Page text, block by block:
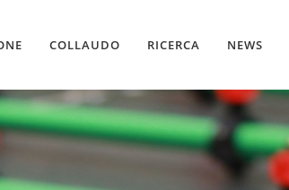
COLLAUDO RICERCA NEWS